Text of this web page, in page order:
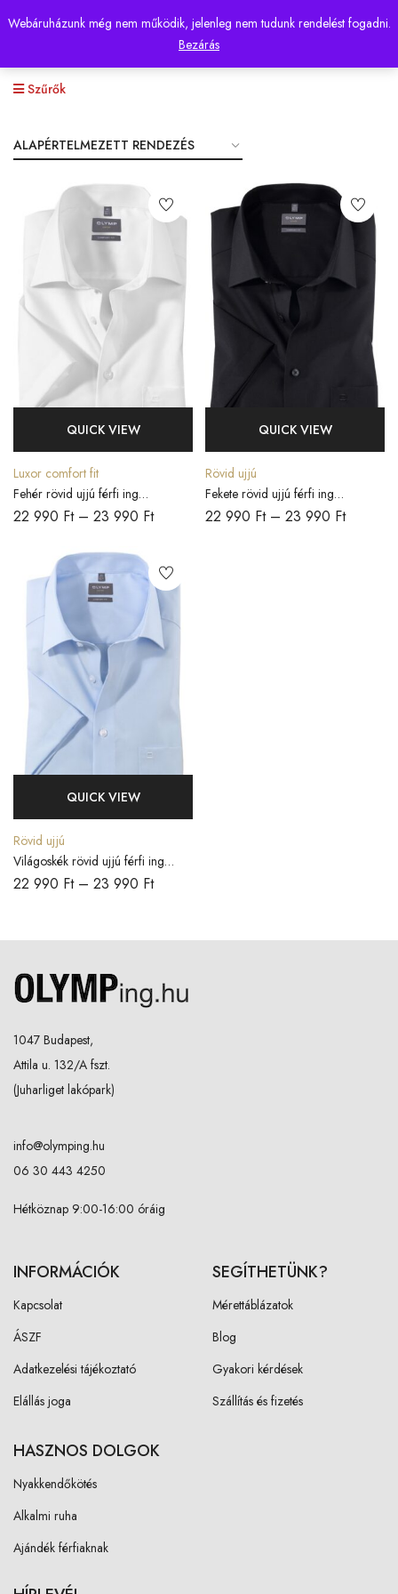
Webáruházunk még nem működik, jelenleg nem tudunk rendelést fogadni.
Bezárás
Szűrők
QUICK VIEW
Luxor comfort fit
Fehér rövid ujjú férfi ing
COMFORT FIT
22 990 Ft– 23 990 Ft
QUICK VIEW
Rövid ujjú
Fekete rövid ujjú férfi ing
COMFORT FIT
22 990 Ft– 23 990 Ft
QUICK VIEW
Rövid ujjú
Világoskék rövid ujjú férfi ing
COMFORT FIT
22 990 Ft– 23 990 Ft
1047 Budapest,
Attila u. 132/A fszt.
(Juharliget lakópark)
info@olymping.hu
06 30 443 4250
Hétköznap 9:00-16:00 óráig
INFORMÁCIÓK
Kapcsolat
ÁSZF
Adatkezelési tájékoztató
Elállás joga
SEGÍTHETÜNK?
Mérettáblázatok
Blog
Gyakori kérdések
Szállítás és fizetés
HASZNOS DOLGOK
Nyakkendőkötés
Alkalmi ruha
Ajándék férfiaknak